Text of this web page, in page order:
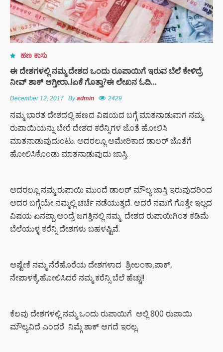
ಹಣ ಕಾಸು
ಈ ದೇಶಗಳಲ್ಲಿ ನಮ್ಮ ದೇಶದ ಒಂದು ರೂಪಾಯಿಗೆ ಇರುವ ಬೆಲೆ ಕೇಳಿದ್ರೆ
ನೀವ್ ಶಾಕ್ ಆಗ್ತೀರಾ..!ಏಕೆ ಗೊತ್ತಾ?ಈ ಲೇಖನ ಓದಿ…
December 12, 2017 Byadmin 2429
ನಮ್ಮ ಭಾರತ ದೇಶದಲ್ಲಿ ಹಣದ ವಿಷಯದ ಬಗ್ಗೆ ಮಾತನಾಡುವಾಗ ನಮ್ಮ
ರುಪಾಯಿಯನ್ನು ಬೇರೆ ದೇಶದ ಕರೆನ್ಸಿಗಳ ಜೊತೆ ಹೋಲಿಸಿ
ಮಾತನಾಡುವುದುಂಟು. ಅದರಲ್ಲೂ ಅಮೇರಿಕಾದ ಡಾಲರ್ ಜೊತೆಗೆ
ಹೋಲಿಸಿಕೊಂಡು ಮಾತನಾಡುವುದು ಜಾಸ್ತಿ.
ಅದರಲ್ಲೂ ನಮ್ಮ ರುಪಾಯಿ ಮುಂದೆ ಡಾಲರ್ ಮೌಲ್ಯ ಜಾಸ್ತಿ ಇರುವುದರಿಂದ
ಅದರ ಬಗ್ಗೆಯೇ ನಮ್ಮಲ್ಲಿ ಚರ್ಚೆ ನಡೆಯುತ್ತದೆ. ಆದರೆ ನಮಗೆ ಗೊತ್ತೇ ಇಲ್ಲದ
ವಿಷಯ ಏನಪ್ಪಾ ಅಂದ್ರೆ ಜಗತ್ತಿನಲ್ಲಿ ನಮ್ಮ ದೇಶದ ರುಪಾಯಿಗಿಂತ ಕಡಿಮೆ
ಬೆಲೆಯುಳ್ಳ ಕರೆನ್ಸಿ ದೇಶಗಳು ಬಹಳಷ್ಟಿವೆ.
ಅಷ್ಟೇಕೆ ನಮ್ಮ ನೆರೆಹೊರೆಯ ದೇಶಗಳಾದ ಶ್ರೀಲಂಕಾ,ಪಾಕ್,
ನೇಪಾಳಕ್ಕೆ,ಹೋಲಿಸಿದರೆ ನಮ್ಮ ಕರೆನ್ಸಿ ಬೆಲೆ ಹೆಚ್ಚು!!
ಕೆಲವು ದೇಶಗಳಲ್ಲಿ ನಮ್ಮ ಒಂದು ರುಪಾಯಿಗೆ ಅಲ್ಲಿ 800 ರುಪಾಯಿ
ಮೌಲ್ಯವಿದೆ ಎಂದರೆ ನಿಮ್ಗೆ ಶಾಕ್ ಆಗದೆ ಇರಲ್ಲ.